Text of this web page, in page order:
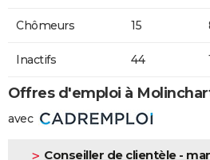
Chômeurs 15
Inactifs 44
Offres d'emploi à
avec
Conseiller de clientèle -